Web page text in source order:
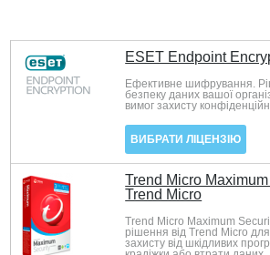
ESET Endpoint
Ефективне шифрування.
безпеку даних вашої
вимог захисту
ВИБРАТИ ЛІЦЕНЗІЮ
Trend Micro
Trend Micro
Trend Micro Maximum
рішення від Trend Micro
захисту від шкідливих